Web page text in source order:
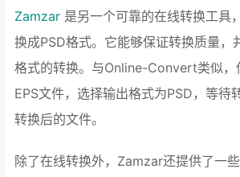
Zamzar 是另一个可靠的在线转换工具
换成PSD格式。它能够保证转换质量，
格式的转换。与Online-Convert类似，
EPS文件，选择输出格式为PSD，等待
转换后的文件。
除了在线转换外，Zamzar还提供了一些